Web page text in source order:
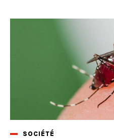
SOCIÉTÉ